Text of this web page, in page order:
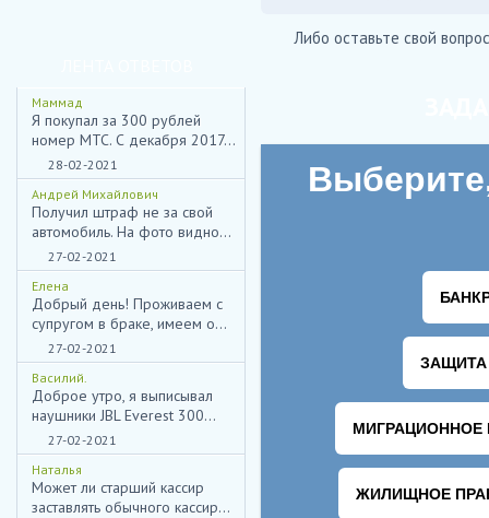
Маммад
Я покупал за 300 рублей
номер МТС. С декабря 2017...
28-02-2021
Андрей Михайлович
Получил штраф не за свой
автомобиль. На фото видно...
27-02-2021
Елена
Добрый день! Проживаем с
супругом в браке, имеем о...
27-02-2021
Василий.
Доброе утро, я выписывал
наушники JBL Everest 300...
27-02-2021
Наталья
Может ли старший кассир
заставлять обычного кассир...
Либо оставьте свой